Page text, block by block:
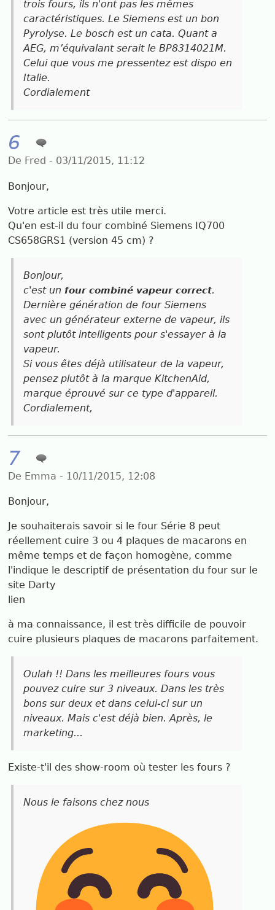
trois fours, ils n'ont pas les mêmes
caractéristiques. Le Siemens est un bon
Pyrolyse. Le bosch est un cata. Quant a
AEG, m’équivalant serait le BP8314021M.
Celui que vous me pressentez est dispo en
Italie.
Cordialement
6
De Fred - 03/11/2015, 11:12
Bonjour,
Votre article est très utile merci.
Qu'en est-il du four combiné Siemens IQ700
CS658GRS1 (version 45 cm) ?
Bonjour,
c'est un four combiné vapeur correct.
Dernière génération de four Siemens
avec un générateur externe de vapeur, ils
sont plutôt intelligents pour s'essayer à la
vapeur.
Si vous êtes déjà utilisateur de la vapeur,
pensez plutôt à la marque KitchenAid,
marque éprouvé sur ce type d'appareil.
Cordialement,
7
De Emma - 10/11/2015, 12:08
Bonjour,
Je souhaiterais savoir si le four Série 8 peut
réellement cuire 3 ou 4 plaques de macarons en
même temps et de façon homogène, comme
l'indique le descriptif de présentation du four sur le
site Darty
lien
à ma connaissance, il est très difficile de pouvoir
cuire plusieurs plaques de macarons parfaitement.
Oulah !! Dans les meilleures fours vous
pouvez cuire sur 3 niveaux. Dans les très
bons sur deux et dans celui-ci sur un
niveaux. Mais c'est déjà bien. Après, le
marketing...
Existe-t'il des show-room où tester les fours ?
Nous le faisons chez nous